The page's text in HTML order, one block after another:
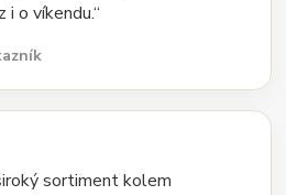
i o víkendu.“
sortiment kolem